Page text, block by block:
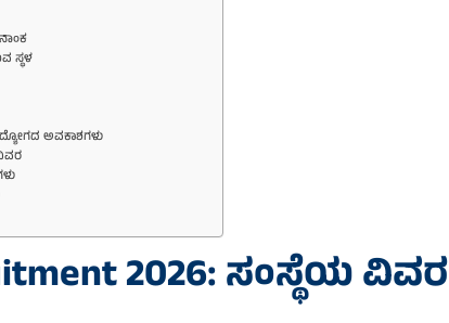
ಸ್ಥಳ
ಅವಕಾಶಗಳು
2026: ಸಂಸ್ಥೆಯ ವಿವರ